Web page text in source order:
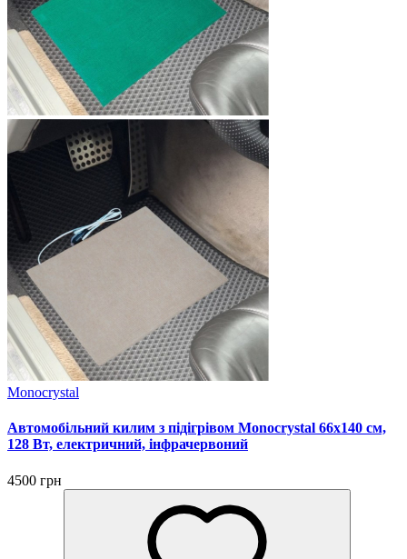
Monocrystal
Автомобільний килим з підігрівом Monocrystal 66х140 см,
128 Вт, електричний, інфрачервоний
4500 грн